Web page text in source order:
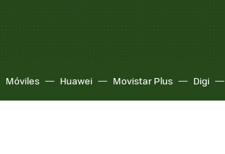
Móviles Huawei Movistar Plus Digi